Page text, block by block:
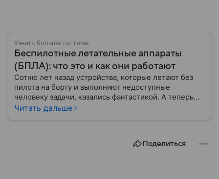
Узнать больше по теме
Беспилотные летательные аппараты
(БПЛА): что это и как они работают
Сотню лет назад устройства, которые летают без
пилота на борту и выполняют недоступные
человеку задачи, казались фантастикой. А теперь
они стали реальностью: собрали главное о
Читать дальше
Поделиться